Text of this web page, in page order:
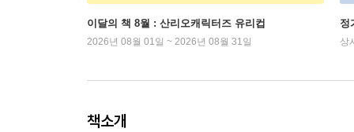
이달의 책 8월 : 산리오캐릭터즈 유리컵
2026년 08월 01일 ~ 2026년 08월 31일
정
상
책소개